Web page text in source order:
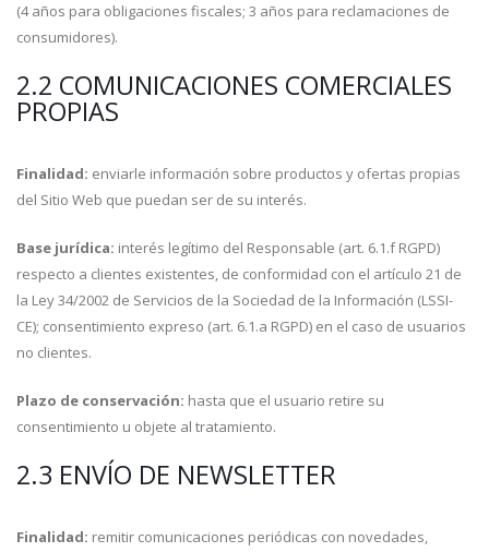
(4 años para obligaciones fiscales; 3 años para reclamaciones de
consumidores).
2.2 COMUNICACIONES COMERCIALES
PROPIAS
Finalidad: enviarle información sobre productos y ofertas propias
del Sitio Web que puedan ser de su interés.
Base jurídica: interés legítimo del Responsable (art. 6.1.f RGPD)
respecto a clientes existentes, de conformidad con el artículo 21 de
la Ley 34/2002 de Servicios de la Sociedad de la Información (LSSI-
CE); consentimiento expreso (art. 6.1.a RGPD) en el caso de usuarios
no clientes.
Plazo de conservación: hasta que el usuario retire su
consentimiento u objete al tratamiento.
2.3 ENVÍO DE NEWSLETTER
Finalidad: remitir comunicaciones periódicas con novedades,